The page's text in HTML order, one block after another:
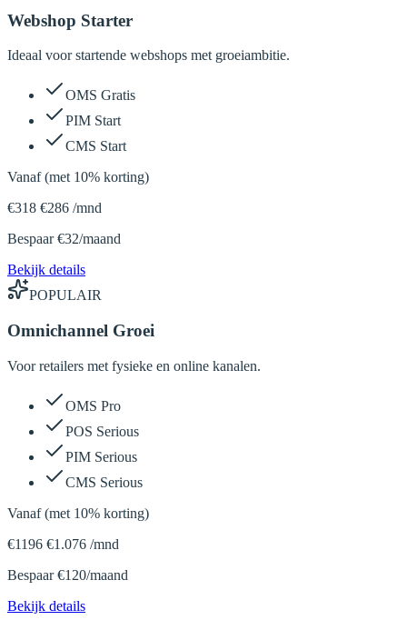
Webshop Starter
Ideaal voor startende webshops met groeiambitie.
OMS Gratis
PIM Start
CMS Start
Vanaf (met 10% korting)
€318 €286 /mnd
Bespaar €32/maand
Bekijk details
POPULAIR
Omnichannel Groei
Voor retailers met fysieke en online kanalen.
OMS Pro
POS Serious
PIM Serious
CMS Serious
Vanaf (met 10% korting)
€1196 €1.076 /mnd
Bespaar €120/maand
Bekijk details